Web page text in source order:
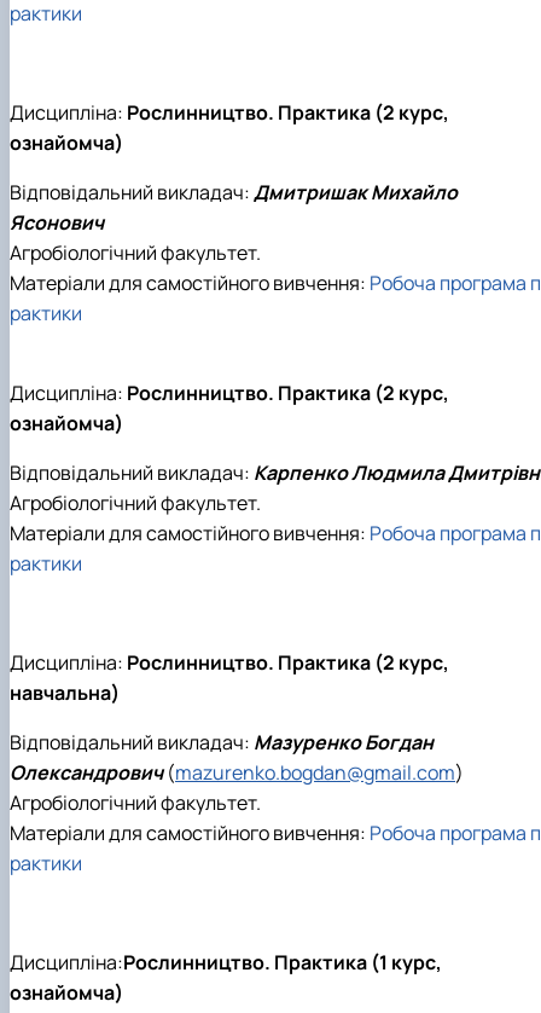
рактики
Дисципліна: Рослинництво. Практика (2 курс,
ознайомча)
Відповідальний викладач:Дмитришак Михайло
Ясонович
Агробіологічний факультет.
Матеріали для самостійного вивчення: Робоча програма п
рактики
Дисципліна: Рослинництво. Практика (2 курс,
ознайомча)
Відповідальний викладач: Карпенко Людмила
Агробіологічний факультет.
Матеріали для самостійного вивчення: Робоча програма п
рактики
Дисципліна: Рослинництво. Практика (2 курс,
навчальна)
Відповідальний викладач: Мазуренко Богдан
Олександрович(mazurenko.bogdan@gmail.com)
Агробіологічний факультет.
Матеріали для самостійного вивчення: Робоча програма п
рактики
Дисципліна:Рослинництво. Практика (1 курс,
ознайомча)